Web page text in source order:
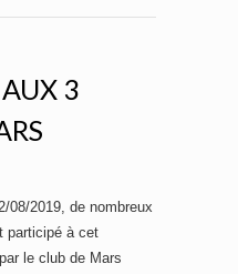
3
08/2019, de nombreux
participé à cet
le club de Mars